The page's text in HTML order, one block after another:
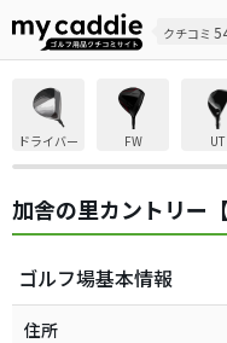
クチコミ
ドライバー FW UT
加舎の里カントリー【
ゴルフ場基本情報
住所